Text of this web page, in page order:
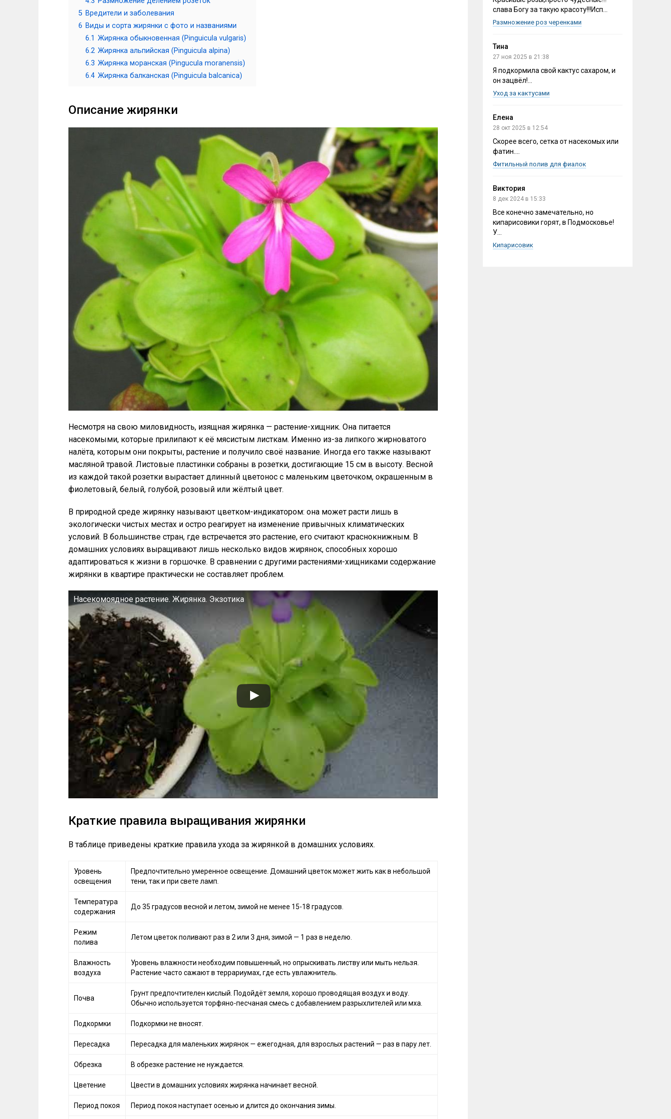
5 Вредители и заболевания
6 Виды и сорта жирянки с фото и названиями
6.1 Жирянка обыкновенная (Pinguicula vulgaris)
6.2 Жирянка альпийская (Pinguicula alpina)
6.3 Жирянка моранская (Pingucula moranensis)
6.4 Жирянка балканская (Pinguicula balcanica)
Описание жирянки
Несмотря на свою миловидность, изящная жирянка — растение-хищник. Она питается
насекомыми, которые прилипают к её мясистым листкам. Именно из-за липкого жирноватого
налёта, которым они покрыты, растение и получило своё название. Иногда его также называют
масляной травой. Листовые пластинки собраны в розетки, достигающие 15 см в высоту. Весной
из каждой такой розетки вырастает длинный цветонос с маленьким цветочком, окрашенным в
фиолетовый, белый, голубой, розовый или жёлтый цвет.
В природной среде жирянку называют цветком-индикатором: она может расти лишь в
экологически чистых местах и остро реагирует на изменение привычных климатических
условий. В большинстве стран, где встречается это растение, его считают краснокнижным. В
домашних условиях выращивают лишь несколько видов жирянок, способных хорошо
адаптироваться к жизни в горшочке. В сравнении с другими растениями-хищниками содержание
жирянки в квартире практически не составляет проблем.
Насекомоядное растение. Жирянка. Экзотика
Краткие правила выращивания жирянки
В таблице приведены краткие правила ухода за жирянкой в домашних условиях.
Уровень
освещения
Предпочтительно умеренное освещение. Домашний цветок может жить как в небольшой
тени, так и при свете ламп.
Температура
содержания
До 35 градусов весной и летом, зимой не менее 15-18 градусов.
Режим
полива
Летом цветок поливают раз в 2 или 3 дня, зимой — 1 раз в неделю.
Влажность
воздуха
Уровень влажности необходим повышенный, но опрыскивать листву или мыть нельзя.
Растение часто сажают в террариумах, где есть увлажнитель.
Почва
Грунт предпочтителен кислый. Подойдёт земля, хорошо проводящая воздух и воду.
Обычно используется торфяно-песчаная смесь с добавлением разрыхлителей или мха.
Подкормки Подкормки не вносят.
Пересадка Пересадка для маленьких жирянок — ежегодная, для взрослых растений — раз в пару лет.
Обрезка В обрезке растение не нуждается.
Цветение Цвести в домашних условиях жирянка начинает весной.
Период покоя Период покоя наступает осенью и длится до окончания зимы.
слава Богу за такую красоту!!!Исп...
Размножение роз черенками
Тина
27 ноя 2025 в 21:38
Я подкормила свой кактус сахаром, и
он зацвёл!...
Уход за кактусами
Елена
28 окт 2025 в 12:54
Скорее всего, сетка от насекомых или
фатин....
Фитильный полив для фиалок
Виктория
8 дек 2024 в 15:33
Все конечно замечательно, но
кипарисовики горят, в Подмосковье!
У...
Кипарисовик